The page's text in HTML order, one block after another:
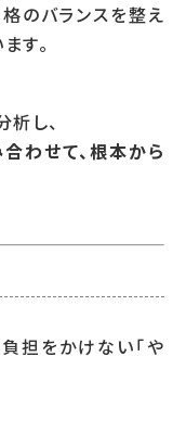
のバランスを整え
す。
し、
わせて、根本から
担をかけない「や